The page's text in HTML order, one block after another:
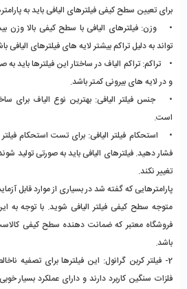
برای تعیین سطح کیفی فیلترهای الیافی باید به
• وزن: فیلترهای الیافی با سطح کیفی بالا وزن
تواند به دلیل تراکم بیشتر لایه های فیلترهای الیافی
• تراکم: تراکم الیاف در ساختار این فیلترها باید به
و در لایه های بیرونی کمتر باشد.
• جنس فیلتر الیافی: بهترین نوع الیاف برای
است.
• استحکام فیلتر الیافی: برای تست استحکام فیلتر
فشار دهید. فیلترهای الیافی باید به صورتی تولید
تغییر نکند.
پارامترهایی که گفته شد در بسیاری از موارد قابل
متوجه سطح کیفی فیلتر الیافی شوید. با توجه به
فروشگاه معتبر که ضمانت دهنده سطح کیفی
باشد.
2- فیلتر کربن گرانول:
این فیلترها برای تصفیه
فلزات سنگین کاربرد دارند و دارای عملکرد بسیار